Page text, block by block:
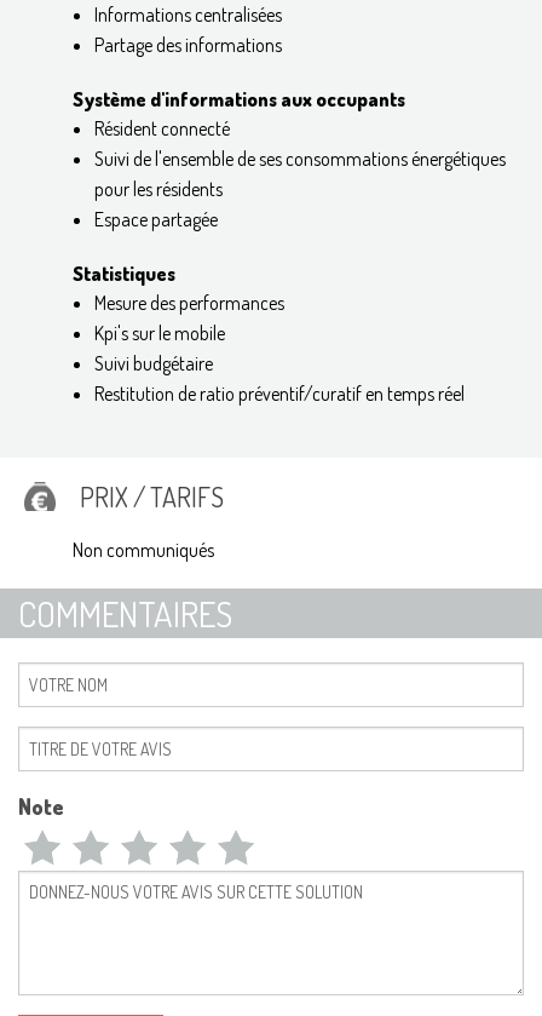
Informations centralisées
Partage des informations
Système d'informations aux occupants
Résident connecté
Suivi de l'ensemble de ses consommations énergétiques
pour les résidents
Espace partagée
Statistiques
Mesure des performances
Kpi's sur le mobile
Suivi budgétaire
Restitution de ratio préventif/curatif en temps réel
PRIX / TARIFS
Non communiqués
COMMENTAIRES
Note